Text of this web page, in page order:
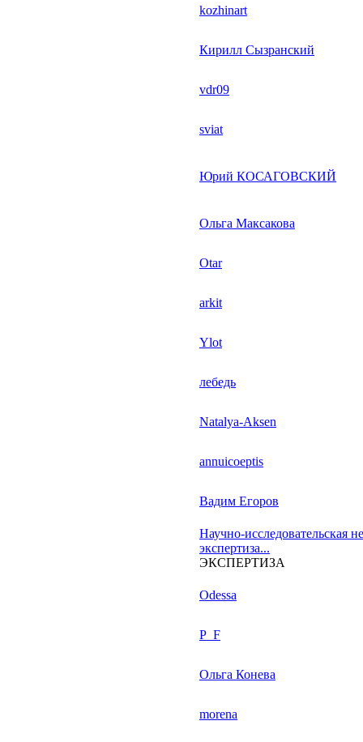
kozhinart
Кирилл Сызранский
vdr09
sviat
Юрий КОСАГОВСКИЙ
Ольга Максакова
Otar
arkit
Ylot
лебедь
Natalya-Aksen
annuicoeptis
Вадим Егоров
Научно-исследовательская
экспертиза...
ЭКСПЕРТИЗА
Odessa
P_F
Ольга Конева
morena